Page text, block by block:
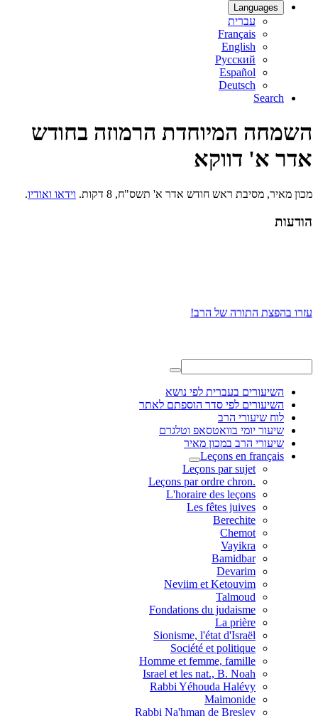
Languages
עברית
Français
English
Русский
Español
Deutsch
Search
השמחה המיוחדת הרמוזה בחודש
אדר א' דווקא
מכון מאיר, מסיבת ראש חודש אדר א' תשס"ח, 8 דקות. וידאו ואודיו.
הודעות
עזרו בהפצת התורה של הרב!
השיעורים בעברית לפי נושא
השיעורים לפי סדר הוספתם לאתר
לוח שיעורי הרב
שיעור יומי בוואטסאפ וטלגרם
שיעורי הרב במכון מאיר
Leçons en français
Leçons par sujet
.Leçons par ordre chron
L'horaire des leçons
Les fêtes juives
Berechite
Chemot
Vayikra
Bamidbar
Devarim
Neviim et Ketouvim
Talmoud
Fondations du judaisme
La prière
Sionisme, l'état d'Israël
Société et politique
Homme et femme, famille
Israel et les nat., B. Noah
Rabbi Yéhouda Halévy
Maimonide
Rabbi Na'hman de Breslev